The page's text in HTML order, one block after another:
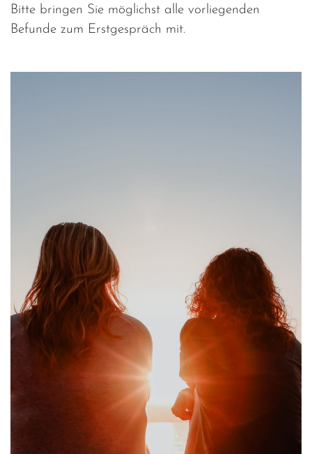
Bitte bringen Sie möglichst alle vorliegenden
Befunde zum Erstgespräch mit.